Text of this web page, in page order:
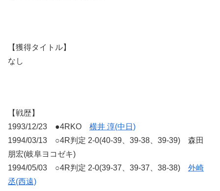
【獲得タイトル】
なし
【戦歴】
1993/12/23 ●4RKO 横井 淳(中日)
1994/03/13 ○4R判定 2-0(40-39、39-38、39-39) 森田
朋宏(岐阜ヨコゼキ)
1994/05/03 ○4R判定 2-0(39-37、39-37、38-38) 外崎
丞(西遠)